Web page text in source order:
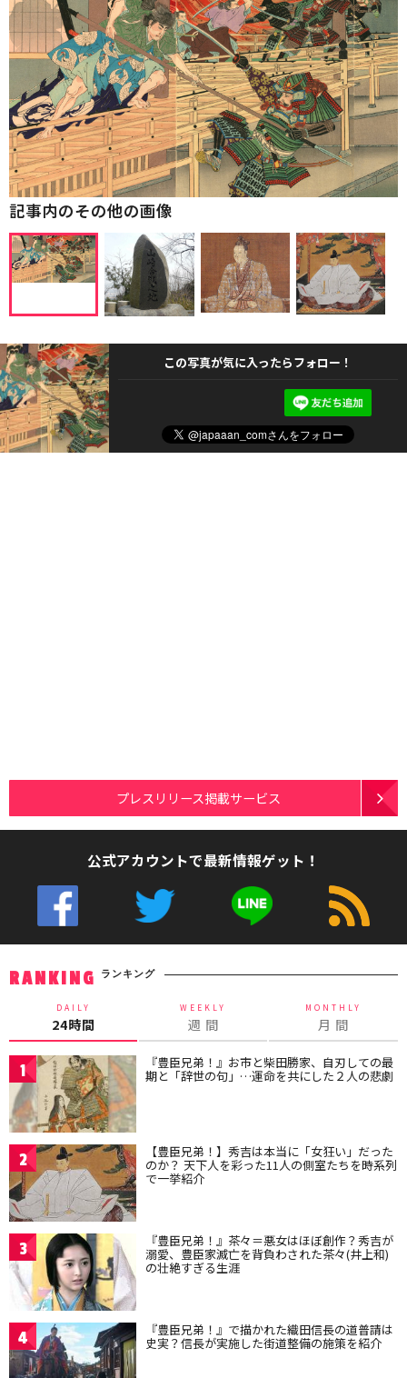
記事内のその他の画像
この写真が気に入ったらフォロー！
プレスリリース掲載サービス
公式アカウントで最新情報ゲット！
RANKING ランキング
DAILY
24時間
WEEKLY
週 間
MONTHLY
月 間
1 『豊臣兄弟！』お市と柴田勝家、自刃しての最
期と「辞世の句」…運命を共にした２人の悲劇
2 【豊臣兄弟！】秀吉は本当に「女狂い」だった
のか？ 天下人を彩った11人の側室たちを時系列
で一挙紹介
3 『豊臣兄弟！』茶々＝悪女はほぼ創作？秀吉が
溺愛、豊臣家滅亡を背負わされた茶々(井上和)
の壮絶すぎる生涯
4 『豊臣兄弟！』で描かれた織田信長の道普請は
史実？信長が実施した街道整備の施策を紹介